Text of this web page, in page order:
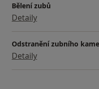
Bělení zubů
Detaily
Odstranění zubního
Detaily